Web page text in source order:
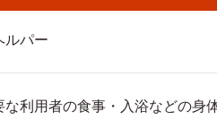
ルパー
な利用者の食事・入浴などの身